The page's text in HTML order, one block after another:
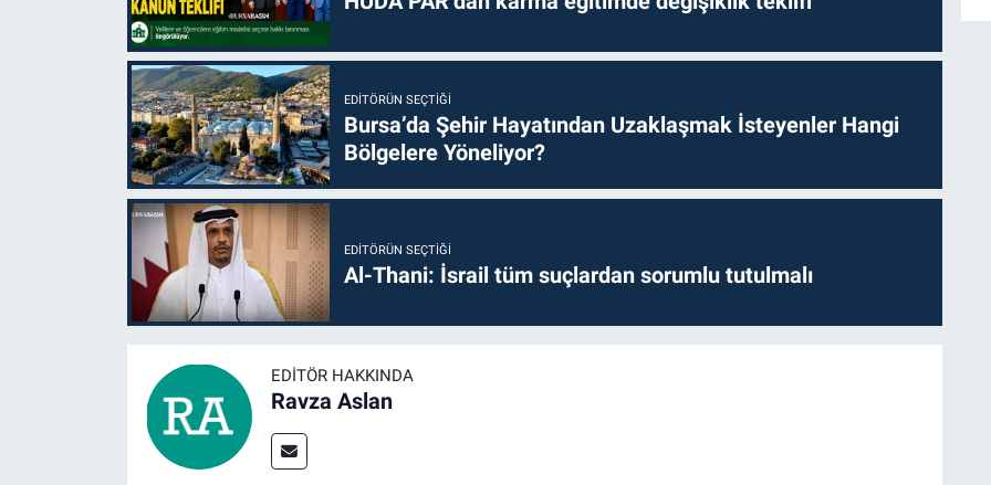
EDITÖRÜN SEÇTIĞI
Bursa’da Şehir Hayatından Uzaklaşmak İsteyenler Hangi
Bölgelere Yöneliyor?
EDITÖRÜN SEÇTIĞI
Al-Thani: İsrail tüm suçlardan sorumlu tutulmalı
EDITÖR HAKKINDA
Ravza Aslan